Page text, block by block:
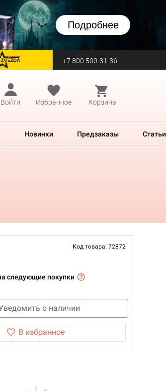
Подробнее
перейти на Zvezda +7 800 500-31-36
Войти
Избранное Корзина
Новинки Предзаказы Статьи
Код товара: 72872
следующие покупки
о наличии
В избранное